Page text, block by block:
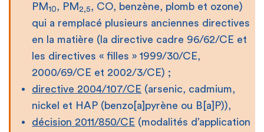
PM10, PM2,5, CO, benzène, plomb et ozone)
qui a remplacé plusieurs anciennes directives
en la matière (la directive cadre 96/62/CE et
les directives « filles » 1999/30/CE,
2000/69/CE et 2002/3/CE) ;
directive 2004/107/CE (arsenic, cadmium,
nickel et HAP (benzo[a]pyrène ou B[a]P)),
décision 2011/850/CE (modalités d’application